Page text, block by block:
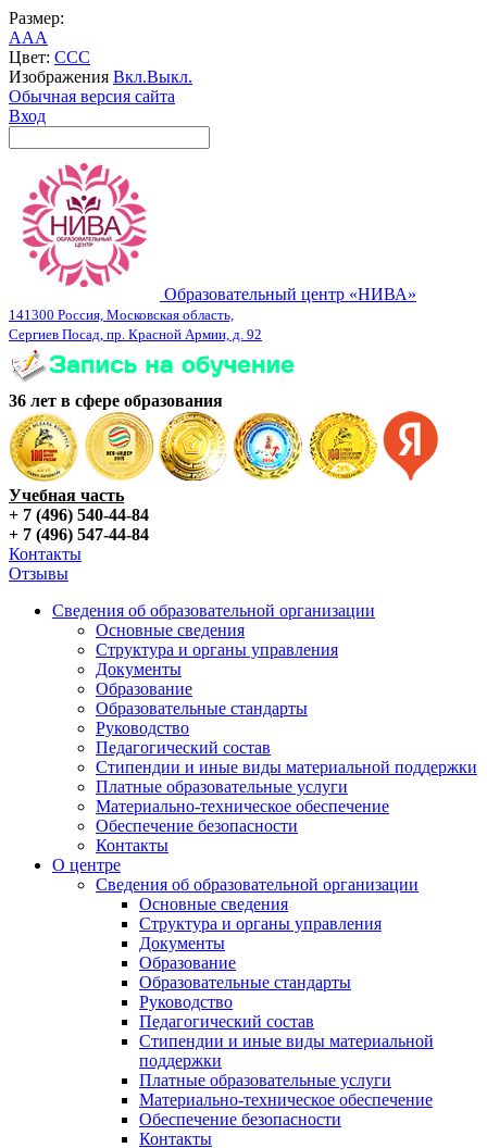
Размер:
AAA
Цвет: CCC
Изображения Вкл.Выкл.
Обычная версия сайта
Вход
Образовательный центр «НИВА»
141300 Россия, Московская область,
Сергиев Посад, пр. Красной Армии, д. 92
36 лет в сфере образования
Учебная часть
+ 7 (496) 540-44-84
+ 7 (496) 547-44-84
Контакты
Отзывы
Сведения об образовательной организации
Основные сведения
Структура и органы управления
Документы
Образование
Образовательные стандарты
Руководство
Педагогический состав
Стипендии и иные виды материальной поддержки
Платные образовательные услуги
Материально-техническое обеспечение
Обеспечение безопасности
Контакты
О центре
Сведения об образовательной организации
Основные сведения
Структура и органы управления
Документы
Образование
Образовательные стандарты
Руководство
Педагогический состав
Стипендии и иные виды материальной
поддержки
Платные образовательные услуги
Материально-техническое обеспечение
Обеспечение безопасности
Контакты